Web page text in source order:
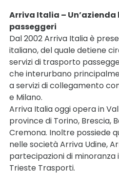
Arriva Italia –
passeggeri
Dal 2002 Arriva Italia è
italiano, del quale detiene
servizi di trasporto
che interurbano
a servizi di collegamento
e Milano.
Arriva Italia oggi opera in
province di Torino, Brescia,
Cremona. Inoltre possiede
nelle società Arriva Udine,
partecipazioni di minoranza
Trieste Trasporti.